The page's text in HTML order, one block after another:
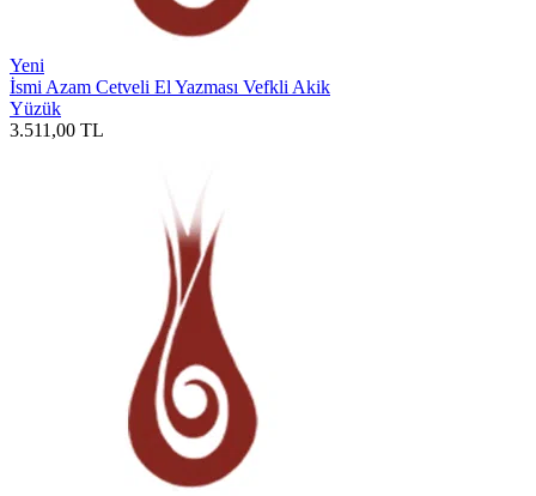
Yeni
İsmi Azam Cetveli El Yazması Vefkli Akik
Yüzük
3.511,00 TL